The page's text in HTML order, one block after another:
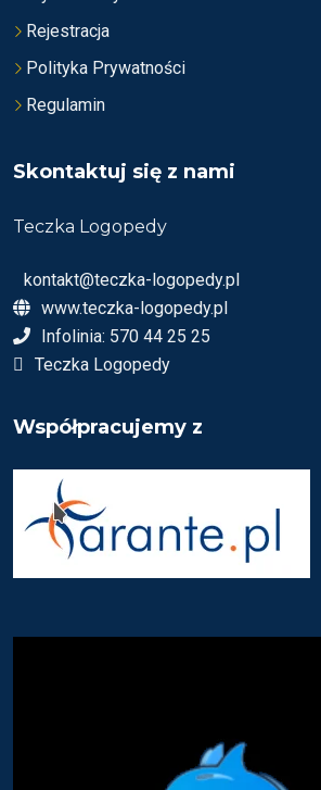
Rejestracja
Polityka Prywatności
Regulamin
Skontaktuj się z nami
Teczka Logopedy
kontakt@teczka-logopedy.pl
www.teczka-logopedy.pl
Infolinia: 570 44 25 25
Teczka Logopedy
Współpracujemy z